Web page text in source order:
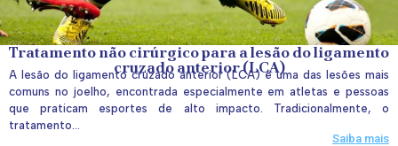
Tratamento não cirúrgico para a lesão do ligamento
cruzado anterior (LCA)
A lesão do ligamento cruzado anterior (LCA) é uma das lesões mais
comuns no joelho, encontrada especialmente em atletas e pessoas
que praticam esportes de alto impacto. Tradicionalmente, o
tratamento...
Saiba mais